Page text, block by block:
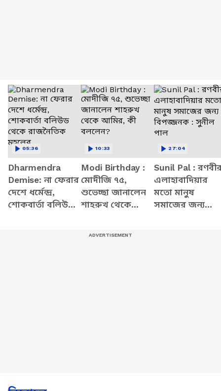
Dharmendra
Demise: না ফেরার
দেশে ধর্মেন্দ্র,
শোকবার্তা বলিউড
05:36
Modi Birthday :
মোদীজি ৭৫,
শুভেচ্ছা জানালেন
শাহরুখ থেকে
10:33
Sunil Pal :
এলাহাবাদিয়ার
মতো মানুষ
সমাজের জন্য
27:04